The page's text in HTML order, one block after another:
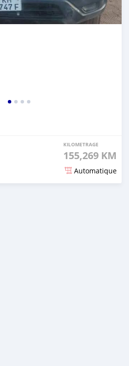
KILOMETRAGE
155,269 KM
Automatique